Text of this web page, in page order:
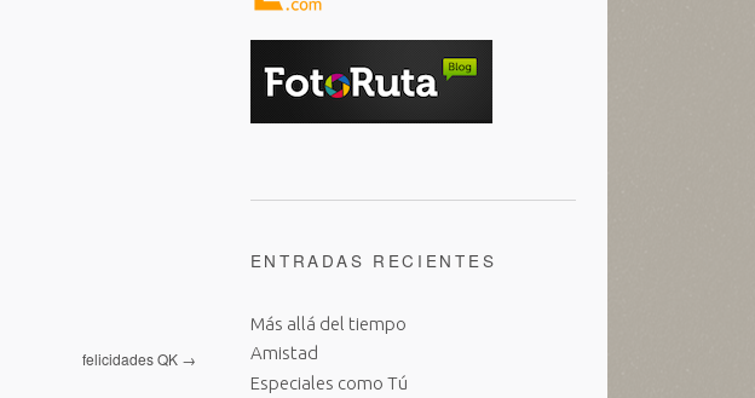
felicidades QK →
ENTRADAS RECIENTES
Más allá del tiempo
Amistad
Especiales como Tú